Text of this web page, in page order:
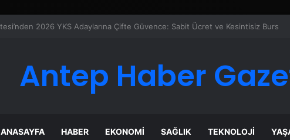
Antep Haber
ANASAYFA HABER EKONOMI SAĞLIK TEKNOLOJI